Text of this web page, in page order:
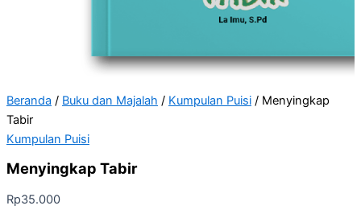
Beranda / Buku dan Majalah / Kumpulan Puisi / Menyingkap
Tabir
Kumpulan Puisi
Menyingkap Tabir
Rp35.000